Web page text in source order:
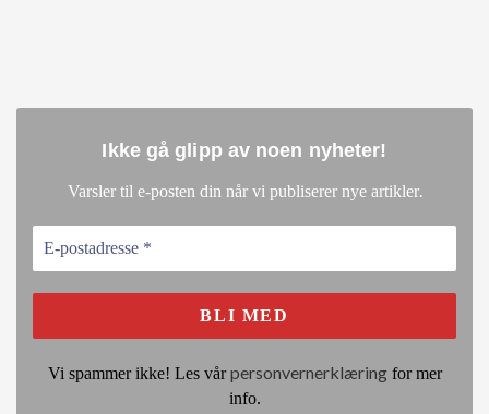
Ikke gå glipp av noen nyheter!
Varsler til e-posten din når vi publiserer nye artikler.
Vi spammer ikke! Les vårpersonvernerklæringfor mer
info.